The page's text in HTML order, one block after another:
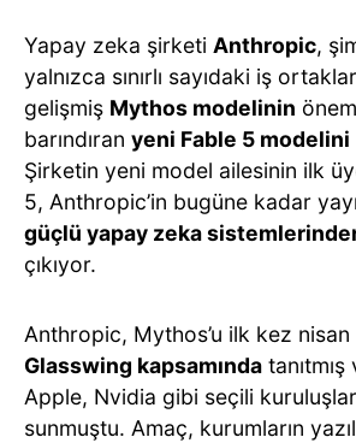
Yapay zeka şirketi Anthropic,
yalnızca sınırlı sayıdaki iş
gelişmiş Mythos modelinin
barındıran yeni Fable 5 modelini
Şirketin yeni model ailesinin ilk
5, Anthropic’in bugüne kadar
güçlü yapay zeka
çıkıyor.
Anthropic, Mythos’u ilk kez nisan
Glasswing kapsamında
Apple, Nvidia gibi seçili
sunmuştu. Amaç, kurumların